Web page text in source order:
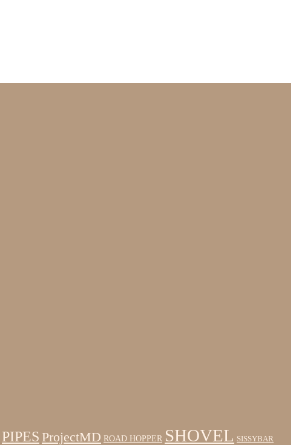
PIPES ProjectMD ROAD HOPPER SHOVEL SISSYBAR